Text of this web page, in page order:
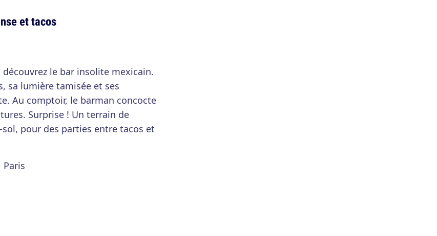
et tacos
le bar insolite mexicain.
sa lumière tamisée et ses
Au comptoir, le barman concocte
Surprise ! Un terrain de
pour des parties entre tacos et
Paris